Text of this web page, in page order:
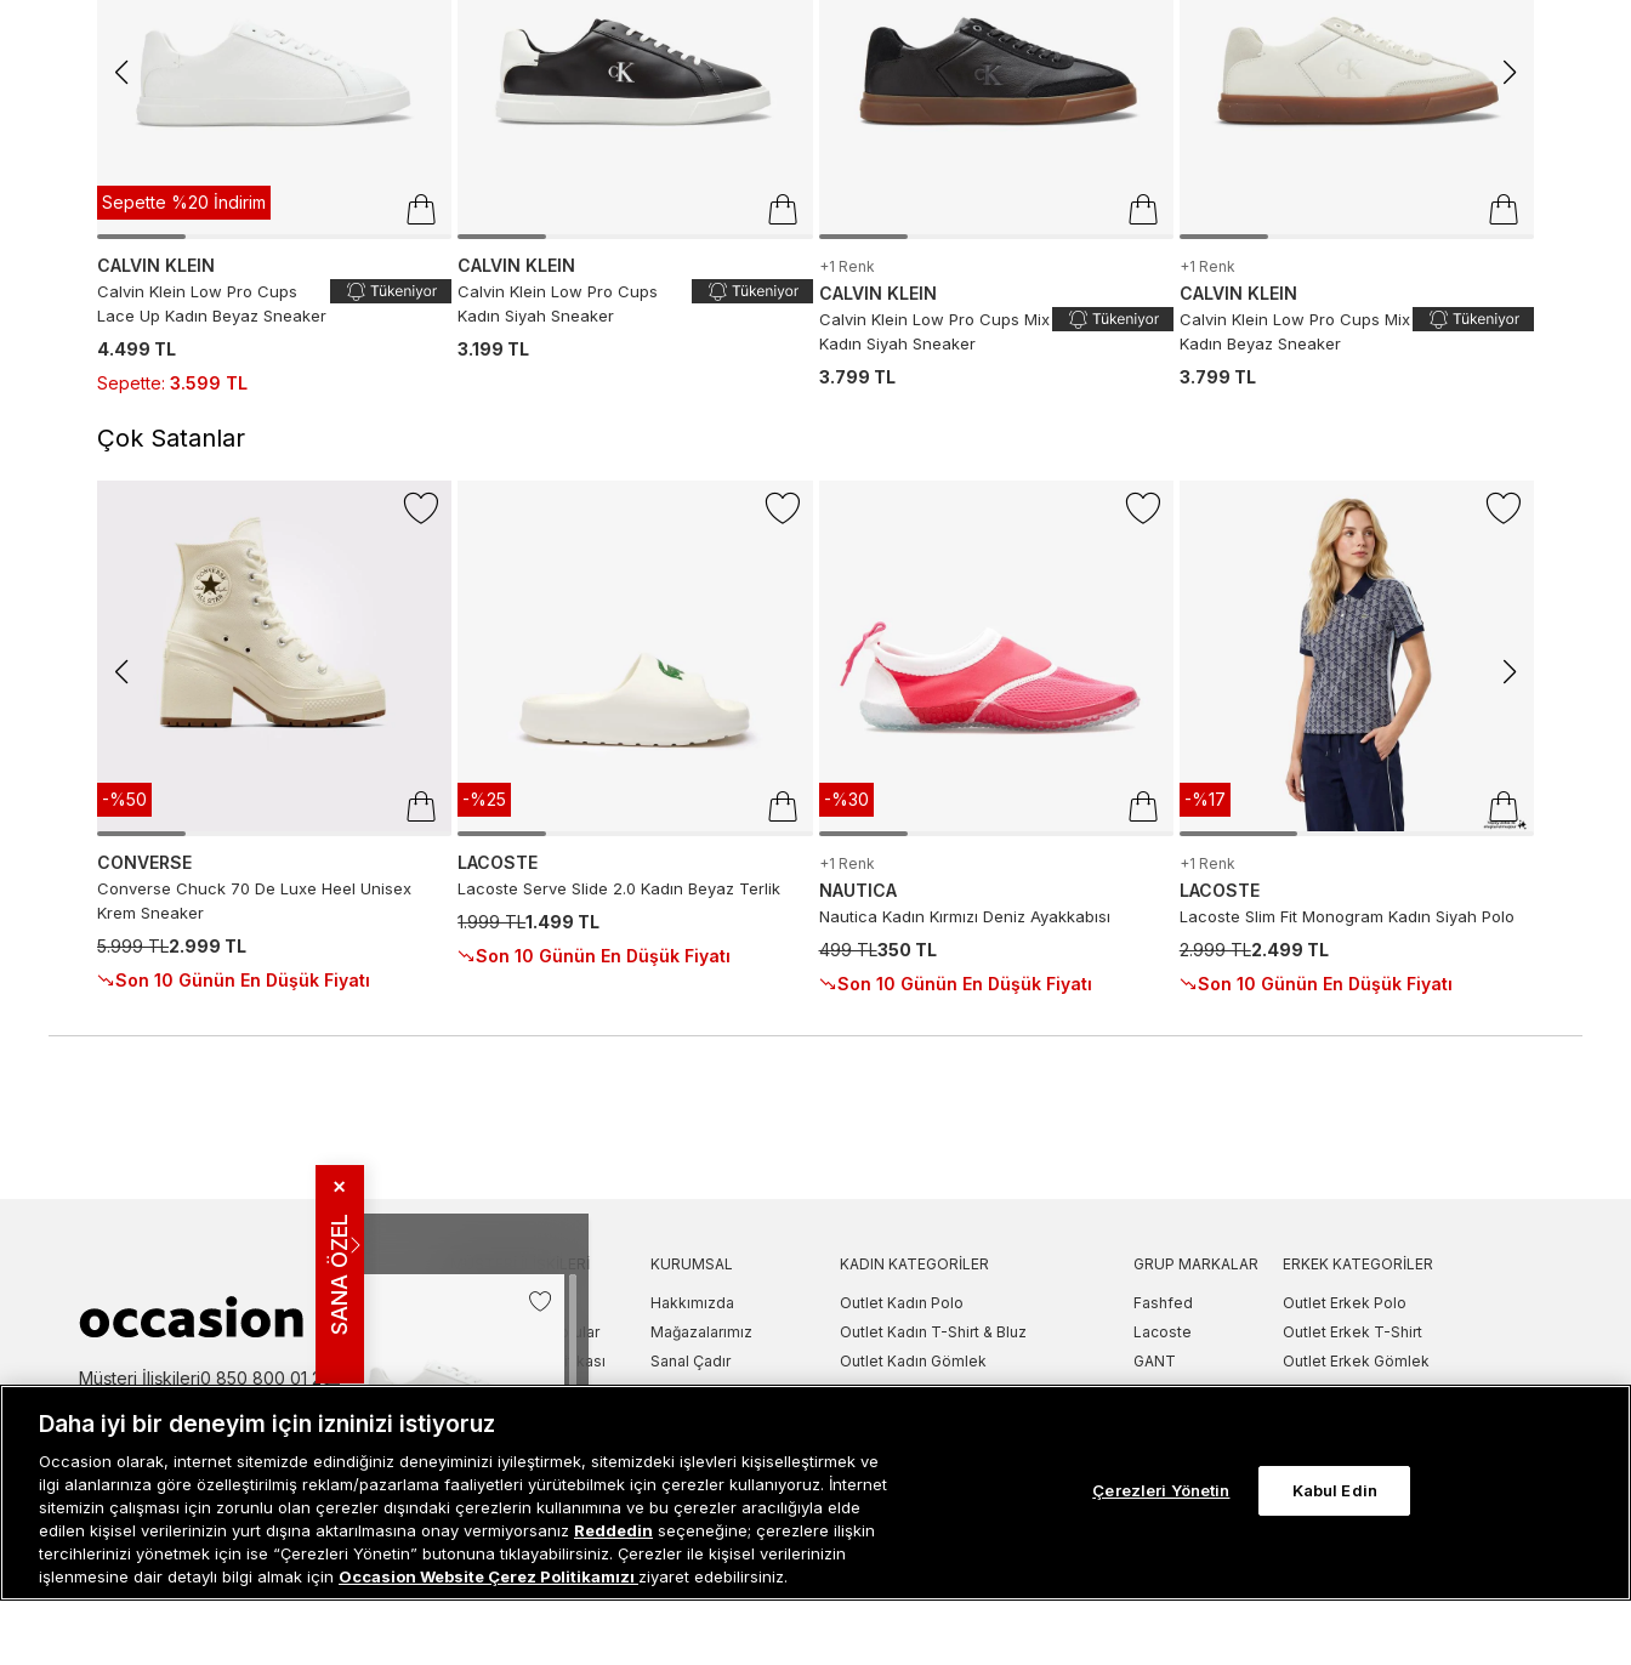
Sepette %20 İndirim
CALVIN KLEIN
Calvin Klein Low Pro Cups
Lace Up Kadın Beyaz Sneaker
4.499 TL
Sepette: 3.599 TL
CALVIN KLEIN
Calvin Klein Low Pro Cups
Kadın Siyah Sneaker
3.199 TL
+1 Renk
CALVIN KLEIN
Calvin Klein Low Pro Cups Mix
Kadın Siyah Sneaker
3.799 TL
+1 Renk
CALVIN KLEIN
Calvin Klein Low Pro Cups Mix
Kadın Beyaz Sneaker
3.799 TL
Çok Satanlar
-%50
CONVERSE
Converse Chuck 70 De Luxe Heel Unisex
Krem Sneaker
5.999 TL2.999 TL
Son 10 Günün En Düşük Fiyatı
-%25
LACOSTE
Lacoste Serve Slide 2.0 Kadın Beyaz Terlik
1.999 TL1.499 TL
Son 10 Günün En Düşük Fiyatı
-%30
+1 Renk
NAUTICA
Nautica Kadın Kırmızı Deniz Ayakkabısı
499 TL350 TL
Son 10 Günün En Düşük Fiyatı
-%17
+1 Renk
LACOSTE
Lacoste Slim Fit Monogram Kadın Siyah Polo
2.999 TL2.499 TL
Son 10 Günün En Düşük Fiyatı
Müşteri İlişkileri0 850 800 01 20
MÜŞTERI İLIŞKILERI
Sıkça Sorulan Sorular
İade ve İptal Politikası
Kampanya Bilgilendirme
Kullanım Şartları
Site Haritası
Misafir Üye Sipariş Takip
İşlem Rehberi
KURUMSAL
Hakkımızda
Mağazalarımız
Sanal Çadır
Bilgi Toplum Hizmetleri
KADIN KATEGORILER
Outlet Kadın Polo
Outlet Kadın T-Shirt & Bluz
Outlet Kadın Gömlek
Outlet Kadın Sweatshirt
Outlet Kadın Mont & Ceket
Outlet Kadın Spor Ayakkabı & Sneaker
Outlet Kadın Çanta & Cüzdan
GRUP MARKALAR
Fashfed
Lacoste
GANT
Nautica
ERKEK KATEGORILER
Outlet Erkek Polo
Outlet Erkek T-Shirt
Outlet Erkek Gömlek
Outlet Erkek Sweatshirt
SANA ÖZEL
✕
Sepette %20 İndirim
Calvin Klein
Low Pro
Cups Lace
Up Kadın
4.499 TL
Daha iyi bir deneyim için izninizi istiyoruz
Occasion olarak, internet sitemizde edindiğiniz deneyiminizi iyileştirmek, sitemizdeki işlevleri kişiselleştirmek ve
ilgi alanlarınıza göre özelleştirilmiş reklam/pazarlama faaliyetleri yürütebilmek için çerezler kullanıyoruz. İnternet
sitemizin çalışması için zorunlu olan çerezler dışındaki çerezlerin kullanımına ve bu çerezler aracılığıyla elde
edilen kişisel verilerinizin yurt dışına aktarılmasına onay vermiyorsanız Reddedin seçeneğine; çerezlere ilişkin
tercihlerinizi yönetmek için ise “Çerezleri Yönetin” butonuna tıklayabilirsiniz. Çerezler ile kişisel verilerinizin
işlenmesine dair detaylı bilgi almak için Occasion Website Çerez Politikamızı ziyaret edebilirsiniz.
Çerezleri Yönetin Kabul Edin